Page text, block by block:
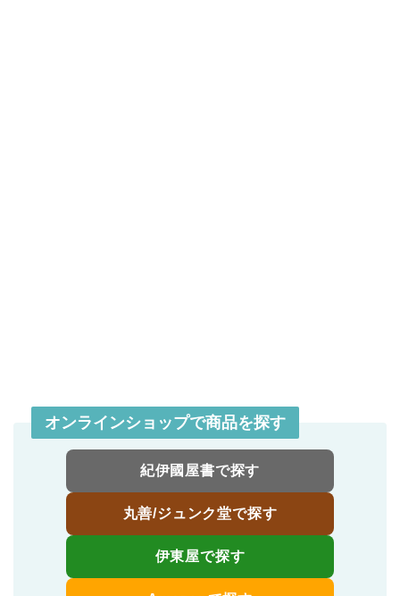
オンラインショップで商品を探す
紀伊國屋書で探す
丸善/ジュンク堂で探す
伊東屋で探す